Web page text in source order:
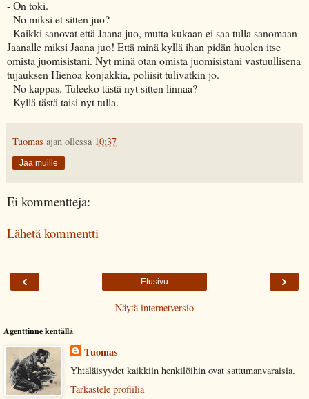
- On toki.
- No miksi et sitten juo?
- Kaikki sanovat että Jaana juo, mutta kukaan ei saa tulla sanomaan
Jaanalle miksi Jaana juo! Että minä kyllä ihan pidän huolen itse
omista juomisistani. Nyt minä otan omista juomisistani vastuullisena
tujauksen Hienoa konjakkia, poliisit tulivatkin jo.
- No kappas. Tuleeko tästä nyt sitten linnaa?
- Kyllä tästä taisi nyt tulla.
Tuomas ajan ollessa 10:37
Jaa muille
Ei kommentteja:
Lähetä kommentti
‹ ›
Etusivu
Näytä internetversio
Agenttinne kentällä
Tuomas
Yhtäläisyydet kaikkiin henkilöihin ovat sattumanvaraisia.
Tarkastele profiilia